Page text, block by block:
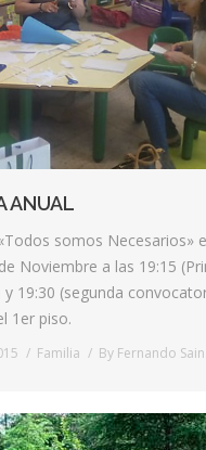
ANUAL
somos Necesarios»
Noviembre a las 19:15
19:30 (segunda
1er piso.
Familia By Fernando